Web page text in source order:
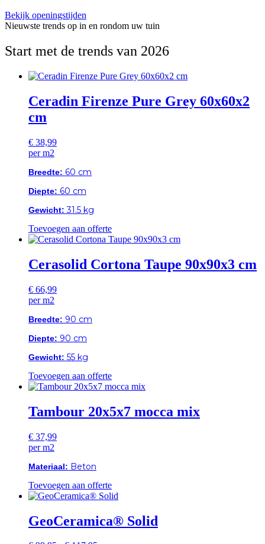
Bekijk openingstijden
Nieuwste trends op in en rondom uw tuin
Start met de trends van 2026
Ceradin Firenze Pure Grey 60x60x2
cm
€ 38,99
per m2
Breedte: 60 cm
Diepte: 60 cm
Gewicht: 31.5 kg
Toevoegen aan offerte
Cerasolid Cortona Taupe 90x90x3 cm
€ 66,99
per m2
Breedte: 90 cm
Diepte: 90 cm
Gewicht: 55 kg
Toevoegen aan offerte
Tambour 20x5x7 mocca mix
€ 37,99
per m2
Materiaal: Beton
Toevoegen aan offerte
GeoCeramica® Solid